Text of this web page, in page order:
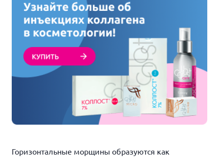
Горизонтальные морщины образуются как